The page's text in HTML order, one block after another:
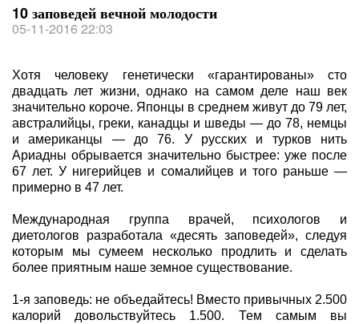
10 заповедей вечной молодости
05-11-2016 22:03
Хотя человеку генетически «гарантированы» сто
двадцать лет жизни, однако на самом деле наш век
значительно короче. Японцы в среднем живут до 79 лет,
австралийцы, греки, канадцы и шведы — до 78, немцы
и американцы — до 76. У русских и турков нить
Ариадны обрывается значительно быстрее: уже после
67 лет. У нигерийцев и сомалийцев и того раньше —
примерно в 47 лет.
Международная группа врачей, психологов и
диетологов разработала «десять заповедей», следуя
которым мы сумеем несколько продлить и сделать
более приятным наше земное существование.
1-я заповедь: не объедайтесь! Вместо привычных 2.500
калорий довольствуйтесь 1.500. Тем самым вы